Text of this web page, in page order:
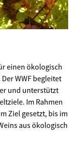
einen ökologisch
WWF begleitet
und unterstützt
Im Rahmen
Ziel gesetzt, bis im
aus ökologisch